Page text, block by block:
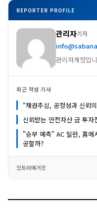
REPORTER PROFILE
관리자기자
관리자계정입
최근 작성 기사
“채권추심, 공정성과 신뢰
신뢰받는 안전자산 금 투
"승부 예측" AC 밀란, 홈에
공할까?
인트라매거진